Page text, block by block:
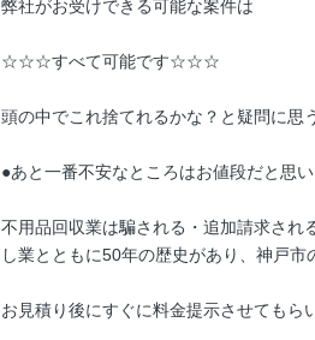
弊社がお受けできる可能な案件は
☆☆☆すべて可能です☆☆☆
頭の中でこれ捨てれるかな？と疑問に
●あと一番不安なところはお値段だと思
不用品回収業は騙される・追加請求され
し業とともに50年の歴史があり、神戸
お見積り後にすぐに料金提示させても